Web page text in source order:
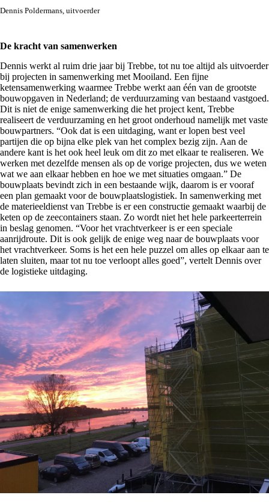
Dennis Poldermans, uitvoerder
De kracht van samenwerken
Dennis werkt al ruim drie jaar bij Trebbe, tot nu toe altijd als uitvoerder
bij projecten in samenwerking met Mooiland. Een fijne
ketensamenwerking waarmee Trebbe werkt aan één van de grootste
bouwopgaven in Nederland; de verduurzaming van bestaand vastgoed.
Dit is niet de enige samenwerking die het project kent, Trebbe
realiseert de verduurzaming en het groot onderhoud namelijk met vaste
bouwpartners. “Ook dat is een uitdaging, want er lopen best veel
partijen die op bijna elke plek van het complex bezig zijn. Aan de
andere kant is het ook heel leuk om dit zo met elkaar te realiseren. We
werken met dezelfde mensen als op de vorige projecten, dus we weten
wat we aan elkaar hebben en hoe we met situaties omgaan.” De
bouwplaats bevindt zich in een bestaande wijk, daarom is er vooraf
een plan gemaakt voor de bouwplaatslogistiek. In samenwerking met
de materieeldienst van Trebbe is er een constructie gemaakt waarbij de
keten op de zeecontainers staan. Zo wordt niet het hele parkeerterrein
in beslag genomen. “Voor het vrachtverkeer is er een speciale
aanrijdroute. Dit is ook gelijk de enige weg naar de bouwplaats voor
het vrachtverkeer. Soms is het een hele puzzel om alles op elkaar aan te
laten sluiten, maar tot nu toe verloopt alles goed”, vertelt Dennis over
de logistieke uitdaging.